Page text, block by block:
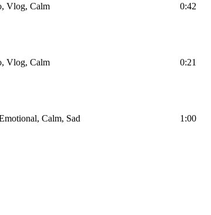
Vlog, Calm 0:42
Vlog, Calm 0:21
Calm, Sad 1:00